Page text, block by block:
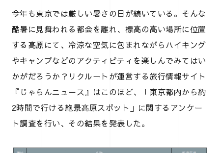
今年も東京では厳しい暑さの日が続いている。そんな
酷暑に見舞われる都会を離れ、標高の高い場所に位置
する高原にて、冷涼な空気に包まれながらハイキング
やキャンプなどのアクティビティを楽しんでみてはい
かがだろうか？リクルートが運営する旅行情報サイト
『じゃらんニュース』はこのほど、「東京都内から約
2時間で行ける絶景高原スポット」に関するアンケー
ト調査を行い、その結果を発表した。